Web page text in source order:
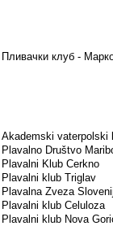
Пливачки клуб -
Akademski vaterpolski
Plavalno Društvo
Plavalni Klub Cerkno
Plavalni klub Triglav
Plavalna Zveza
Plavalni klub Celuloza
Plavalni klub Nova